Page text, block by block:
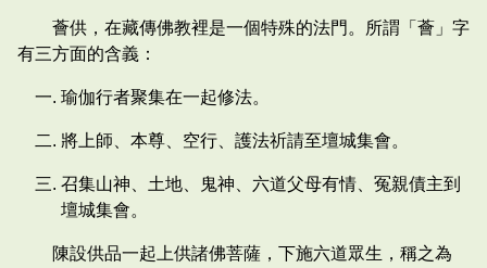
薈供，在藏傳佛教裡是一個特殊的法門。所謂「薈」字
有三方面的含義：
瑜伽行者聚集在一起修法。
將上師、本尊、空行、護法祈請至壇城集會。
召集山神、土地、鬼神、六道父母有情、冤親債主到
壇城集會。
陳設供品一起上供諸佛菩薩，下施六道眾生，稱之為